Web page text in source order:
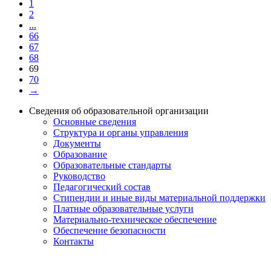
1
2
...
66
67
68
69
70
→
Сведения об образовательной организации
Основные сведения
Структура и органы управления
Документы
Образование
Образовательные стандарты
Руководство
Педагогический состав
Стипендии и иные виды материальной поддержки
Платные образовательные услуги
Материально-техническое обеспечение
Обеспечение безопасности
Контакты